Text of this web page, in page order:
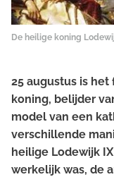
De heilige koning
25 augustus is
koning, belijder
model van een
verschillende
heilige Lodewijk
werkelijk was, de